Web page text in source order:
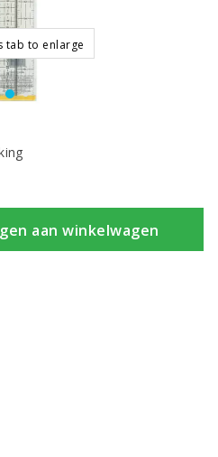
tab to enlarge
aan winkelwagen